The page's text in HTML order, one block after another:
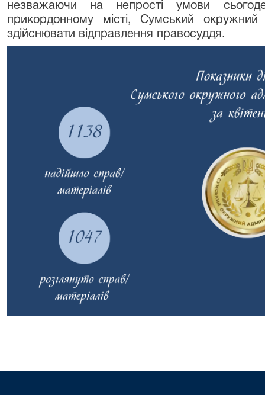
незважаючи на непрості умови
прикордонному місті, Сумський окружний
здійснювати відправлення правосуддя.